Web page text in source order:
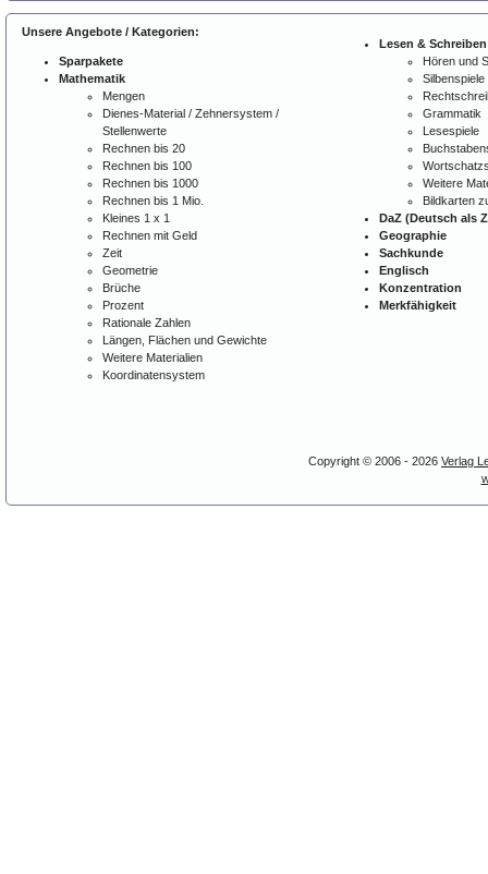
Unsere Angebote / Kategorien:
Sparpakete
Mathematik
Mengen
Dienes-Material / Zehnersystem /
Stellenwerte
Rechnen bis 20
Rechnen bis 100
Rechnen bis 1000
Rechnen bis 1 Mio.
Kleines 1 x 1
Rechnen mit Geld
Zeit
Geometrie
Brüche
Prozent
Rationale Zahlen
Längen, Flächen und Gewichte
Weitere Materialien
Koordinatensystem
Lesen & Schreiben
Hören und
Silbenspiele
Grammatik
Lesespiele
Weitere
Bildkarten
DaZ (Deutsch als
Geographie
Sachkunde
Englisch
Konzentration
Merkfähigkeit
Copyright © 2006 - 2026 Verlag